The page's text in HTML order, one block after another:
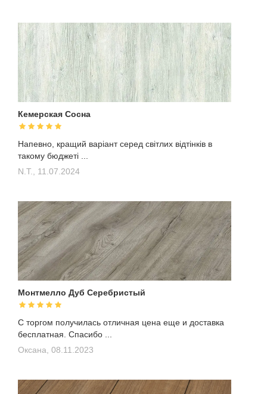
Кемерская Сосна
Напевно, кращий варіант серед світлих відтінків в
такому бюджеті ...
N.T., 11.07.2024
Монтмелло Дуб Серебристый
С торгом получилась отличная цена еще и доставка
бесплатная. Спасибо ...
Оксана, 08.11.2023